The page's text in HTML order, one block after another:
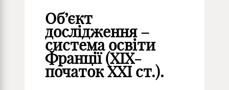
Об’єкт
дослідження–
система освіти
Франції (ХІХ-
початок ХХI ст.).